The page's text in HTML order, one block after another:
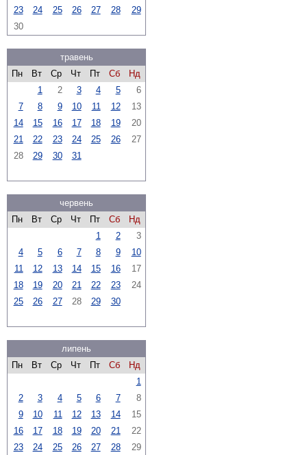
23
24 25 26 27 28
29
30
травень
Пн
Вт Ср Чт Пт Сб
Нд
1
2 3 4 5
6
7
8 9 10 11 12
13
14
15 16 17 18 19
20
21
22 23 24 25 26
27
28
29 30 31
червень
Пн
Вт Ср Чт Пт Сб
Нд
1
2
3
4
5 6 7 8 9
10
11
12 13 14 15 16
17
18
19 20 21 22 23
24
25
26 27 28 29 30
липень
Пн
Вт Ср Чт Пт Сб
Нд
1
2
3 4 5 6 7
8
9
10 11 12 13 14
15
16
17 18 19 20 21
22
23
24 25 26 27 28
29